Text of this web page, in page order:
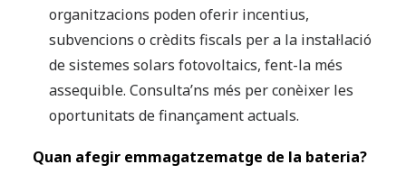
organitzacions poden oferir incentius,
subvencions o crèdits fiscals per a la instal·lació
de sistemes solars fotovoltaics, fent-la més
assequible. Consulta’ns més per conèixer les
oportunitats de finançament actuals.
Quan afegir emmagatzematge de la bateria?